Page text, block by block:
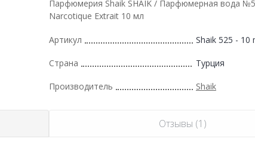
Парфюмерия Shaik SHAIK / Парфюмерная вода
Narcotique Extrait 10 мл
Артикул Shaik 525 - 10
Страна Турция
Производитель Shaik
Отзывы (1)